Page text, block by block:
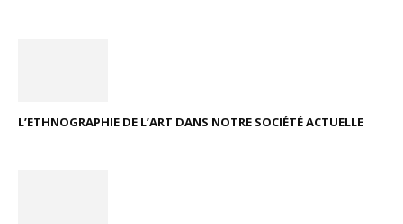
L’ETHNOGRAPHIE DE L’ART DANS NOTRE SOCIÉTÉ ACTUELLE